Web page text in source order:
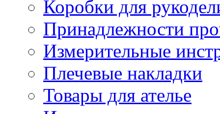
Коробки для
Принадлежности
Измерительные
Плечевые накладки
Товары для ателье